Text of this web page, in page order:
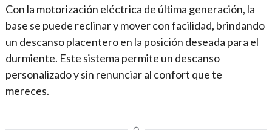
Con la motorización eléctrica de última generación, la
base se puede reclinar y mover con facilidad, brindando
un descanso placentero en la posición deseada para el
durmiente. Este sistema permite un descanso
personalizado y sin renunciar al confort que te
mereces.